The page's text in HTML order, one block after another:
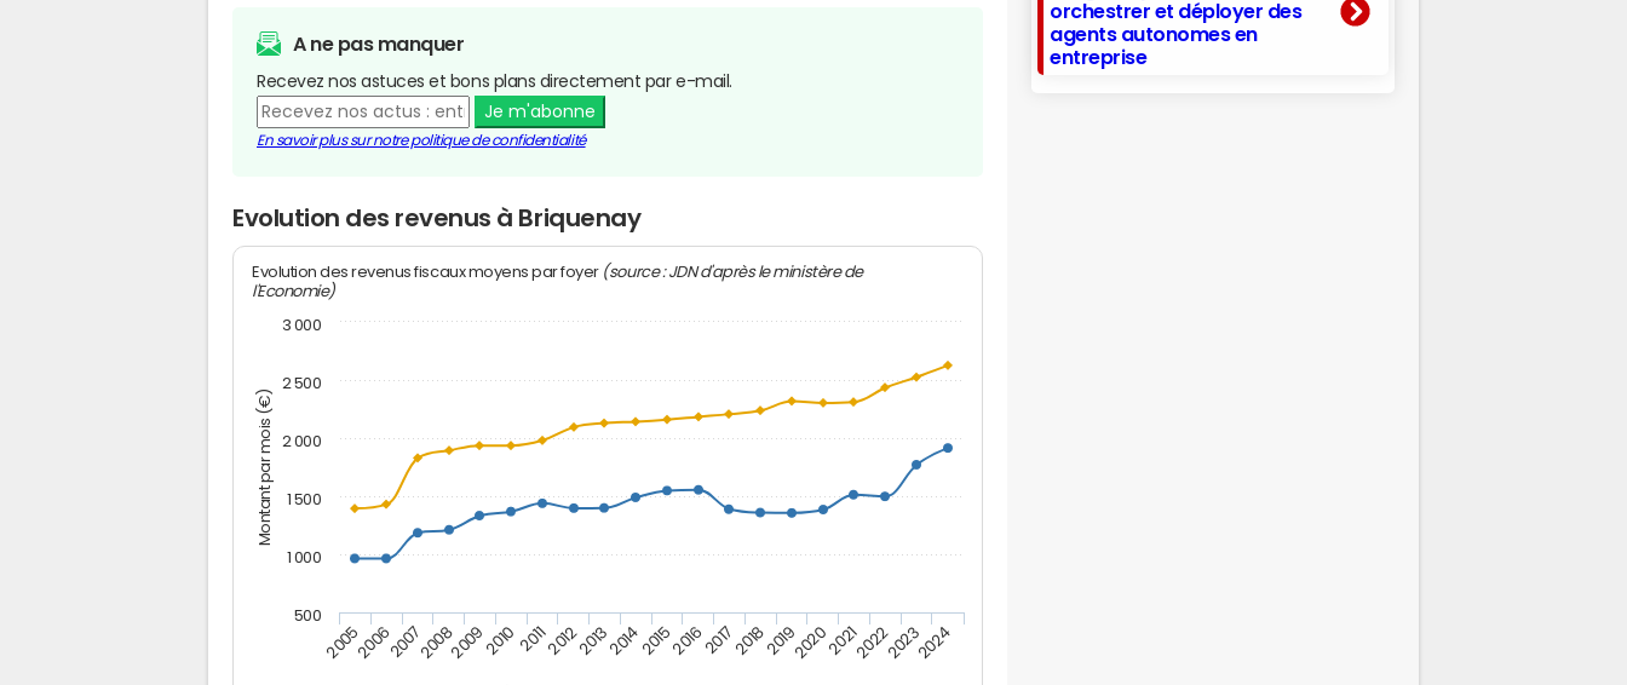
A ne pas manquer
Recevez nos astuces et bons plans directement par e-mail.
Je m'abonne
En savoir plus sur notre politique de confidentialité
Evolution des revenus à Briquenay
Montant par mois (€)
Evolution des revenus fiscaux moyens par foyer (source : JDN d'après le ministère de
l'Economie)
200520062007200820092010 20112012201320142015201620172018201920202021202220232024
500
1 000
1 500
2 000
2 500
3 000
orchestrer et déployer des
agents autonomes en
entreprise